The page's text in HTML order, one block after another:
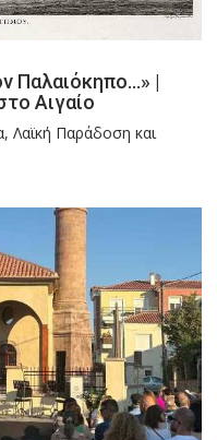
Παλαιόκηπο…» |
Αιγαίο
Λαϊκή Παράδοση και